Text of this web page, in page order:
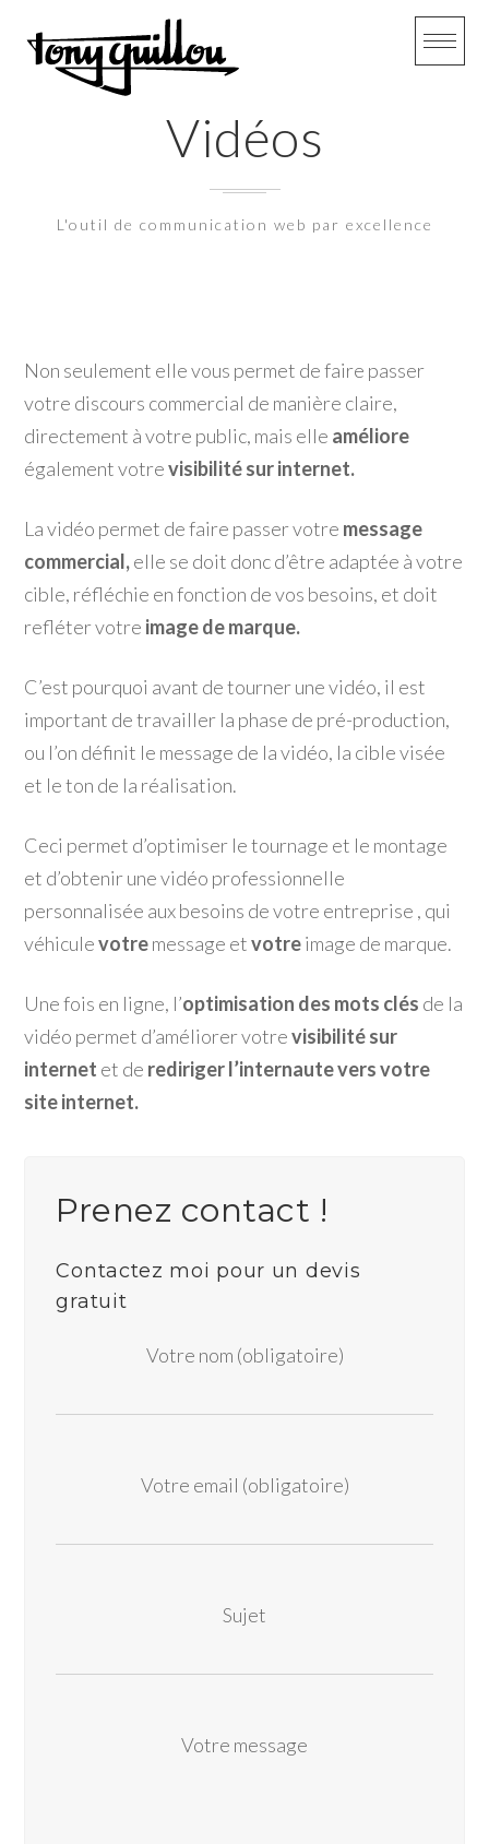
Vidéos
L'outil de communication web par excellence
Non seulement elle vous permet de faire passer
votre discours commercial de manière claire,
directement à votre public, mais elle améliore
également votrevisibilité sur internet.
La vidéo permet de faire passer votre message
commercial,elle se doit donc d’être adaptée à votre
cible, réfléchie en fonction de vos besoins, et doit
refléter votre image de marque.
C’est pourquoi avant de tourner une vidéo, il est
important de travailler la phase de pré-production,
ou l’on définit le message de la vidéo, la cible visée
et le ton de la réalisation.
Ceci permet d’optimiser le tournage et le montage
et d’obtenir une vidéo professionnelle
personnalisée aux besoins de votre entreprise , qui
véhiculevotremessage etvotreimage de marque.
Une fois en ligne, l’optimisation des mots clés de la
vidéo permet d’améliorer votrevisibilité sur
internet et de rediriger l’internaute vers votre
site internet.
Prenez contact !
Contactez moi pour un devis
gratuit
Votre nom (obligatoire)
Votre email (obligatoire)
Sujet
Votre message